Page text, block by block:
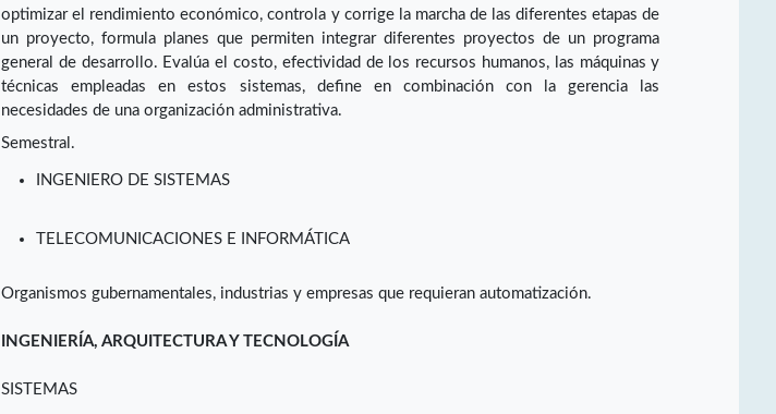
optimizar el rendimiento económico, controla y corrige la marcha de las diferentes etapas de
un proyecto, formula planes que permiten integrar diferentes proyectos de un programa
general de desarrollo. Evalúa el costo, efectividad de los recursos humanos, las máquinas y
técnicas empleadas en estos sistemas, define en combinación con la gerencia las
necesidades de una organización administrativa.
Semestral.
INGENIERO DE SISTEMAS
TELECOMUNICACIONES E INFORMÁTICA
Organismos gubernamentales, industrias y empresas que requieran automatización.
INGENIERÍA, ARQUITECTURA Y TECNOLOGÍA
SISTEMAS